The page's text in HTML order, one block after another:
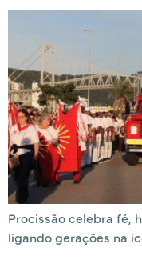
Procissão celebra fé,
ligando gerações na